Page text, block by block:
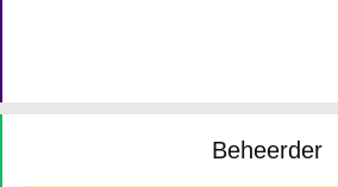
Beheerder